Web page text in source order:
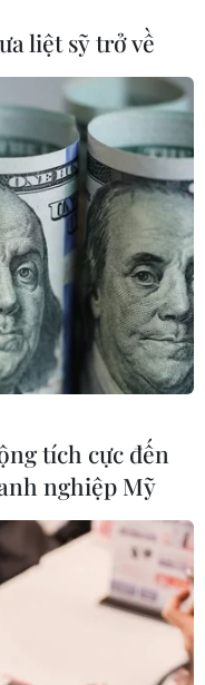
hỗ trợ người
trên được gọi là
dùng sử dụng
với điện thoại.
liệt sỹ trở về
tích cực đến
nghiệp Mỹ